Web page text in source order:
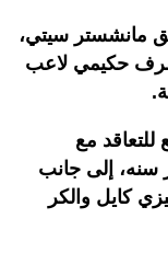
مانشستر سيتي،
حكيمي لاعب
مع
سنه، إلى جانب
كايل والكر